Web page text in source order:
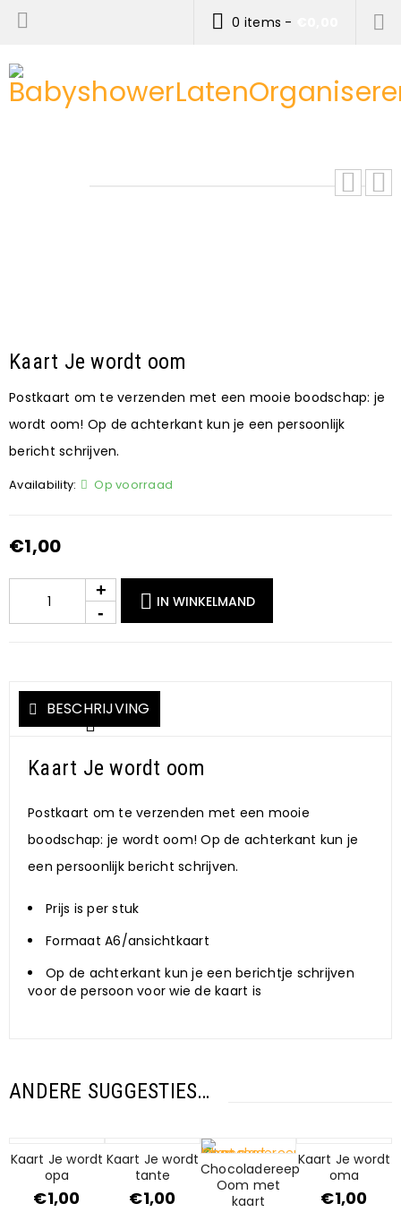
0 items -
Kaart Je wordt oom
Postkaart om te verzenden met een mooie boodschap: je
wordt oom! Op de achterkant kun je een persoonlijk
bericht schrijven.
Availability: Op voorraad
€1,00
IN WINKELMAND
BESCHRIJVING
Kaart Je wordt oom
Postkaart om te verzenden met een mooie
boodschap: je wordt oom! Op de achterkant kun je
een persoonlijk bericht schrijven.
Prijs is per stuk
Formaat A6/ansichtkaart
Op de achterkant kun je een berichtje schrijven
voor de persoon voor wie de kaart is
ANDERE SUGGESTIES…
Kaart Je wordt
opa
€1,00
Kaart Je wordt
tante
€1,00
Chocoladereep
Oom met
kaart
Kaart Je wordt
oma
€1,00